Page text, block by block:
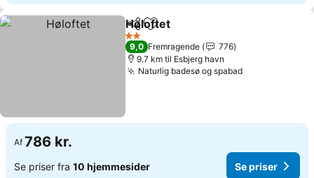
Del Føj til favoritter
Høloftet
2 Stjerner
9,0 Fremragende
776
9.7 km til Esbjerg havn
Naturlig badesø og spabad
Af 786 kr.
Se priser fra 10 hjemmesider Se priser